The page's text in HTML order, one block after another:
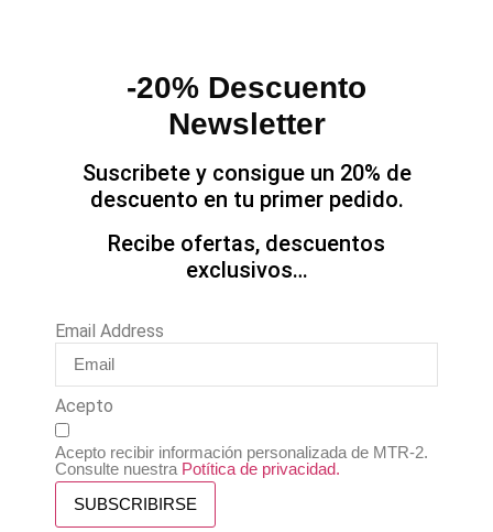
-20% Descuento
Newsletter
Suscribete y consigue un 20% de
descuento en tu primer pedido.
Recibe ofertas, descuentos
exclusivos…
Email Address
Acepto
Acepto recibir información personalizada de MTR-2.
Consulte nuestra Potítica de privacidad.
SUBSCRIBIRSE